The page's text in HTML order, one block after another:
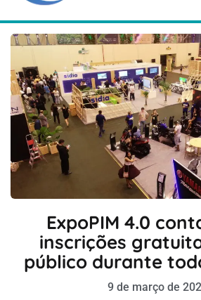
ExpoPIM 4.0
inscrições
público durante
9 de março de